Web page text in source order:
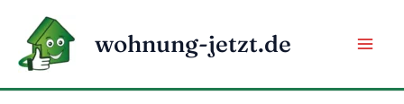
Inhalt
springen
wohnung-jetzt.de